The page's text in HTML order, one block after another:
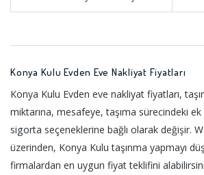
Konya Kulu Evden Eve Nakliyat Fiyatları
Konya Kulu Evden eve nakliyat fiyatları,
miktarına, mesafeye, taşıma sürecindeki
sigorta seçeneklerine bağlı olarak değişir.
üzerinden, Konya Kulu taşınma yapmayı
firmalardan en uygun fiyat teklifini